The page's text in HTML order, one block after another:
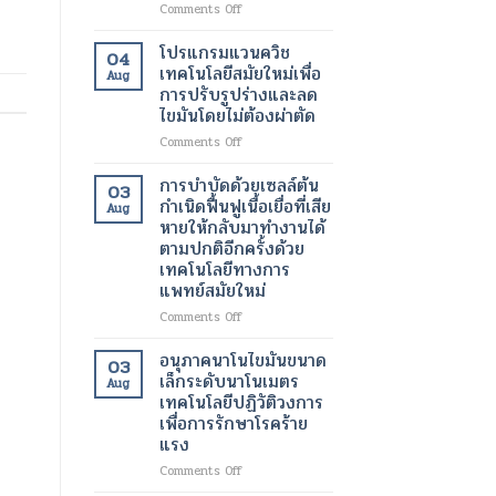
เปลี่ยนแปลง
ชีวิต
ของ
ผู้
ป่วย
เทคโนโลยี
ดูแล
รักษา
ทางการ
ผ่าตัด
สมัย
ใหม่
ความ
ปลอดภัย
ของ
ผู้
ป่วย
Comments Offon
ฟื้นฟู
ผิว
ด้วย
เลเซอร์
เทคโนโลยี
ความ
สมัย
ใหม่
เพื่อ
ผิว
ที่
กระจ่าง
ใส
และ
ขึ้น
04
Aug
โปรแกรมแวนควิช
เทคโนโลยีสมัยใหม่เพื่อ
การปรับรูปร่างและลด
ไขมันโดยไม่ต้องผ่าตัด
Comments Offon
แก
รม
แวน
ควิช
เทคโนโลยี
สมัย
ใหม่
เพื่อ
ปรับ
รูป
ร่าง
และ
ลด
03
Aug
การบำบัดด้วยเซลล์ต้น
กำเนิดฟื้นฟูเนื้อเยื่อที่เสีย
หายให้กลับมาทำงานได้
ตามปกติอีกครั้งด้วย
เทคโนโลยีทางการ
แพทย์สมัยใหม่
Comments Offon
บำบัด
ด้วย
เซลล์
ต้น
กำเนิด
เนื้อเยื่อ
03
Aug
อนุภาคนาโนไขมันขนาด
เล็กระดับนาโนเมตร
เทคโนโลยีปฏิวัติวงการ
เพื่อการรักษาโรคร้าย
แรง
Comments Offon